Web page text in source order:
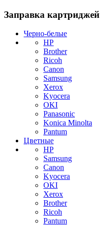
Заправка картриджей
Черно-белые
HP
Brother
Ricoh
Canon
Samsung
Xerox
Kyocera
OKI
Panasonic
Konica Minolta
Pantum
Цветные
HP
Samsung
Canon
Kyocera
OKI
Xerox
Brother
Ricoh
Pantum